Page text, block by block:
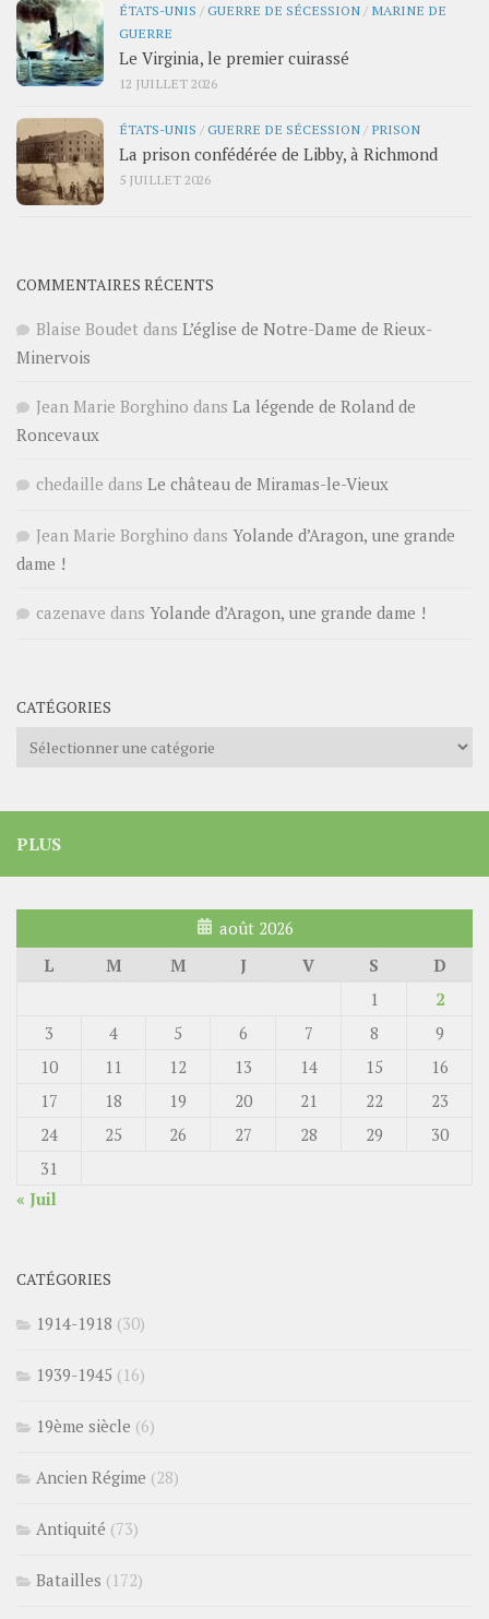
ÉTATS-UNIS /GUERRE DE SÉCESSION / MARINE DE
GUERRE
Le Virginia, le premier cuirassé
12 JUILLET 2026
ÉTATS-UNIS /GUERRE DE SÉCESSION / PRISON
La prison confédérée de Libby, à Richmond
5 JUILLET 2026
COMMENTAIRES RÉCENTS
Blaise Boudet dans L’église de Notre-Dame de Rieux-
Minervois
Jean Marie Borghino dans La légende de Roland de
Roncevaux
chedaille dans Le château de Miramas-le-Vieux
Jean Marie Borghino dans Yolande d’Aragon, une grande
dame !
cazenave dans Yolande d’Aragon, une grande dame !
CATÉGORIES
Catégories
PLUS
août 2026
L
M M J V S
D
1
2
3
4 5 6 7 8
9
10
11 12 13 14 15
16
17
18 19 20 21 22
23
24
25 26 27 28 29
30
31
« Juil
CATÉGORIES
1914-1918 (30)
1939-1945 (16)
19ème siècle (6)
Ancien Régime (28)
Antiquité (73)
Batailles (172)